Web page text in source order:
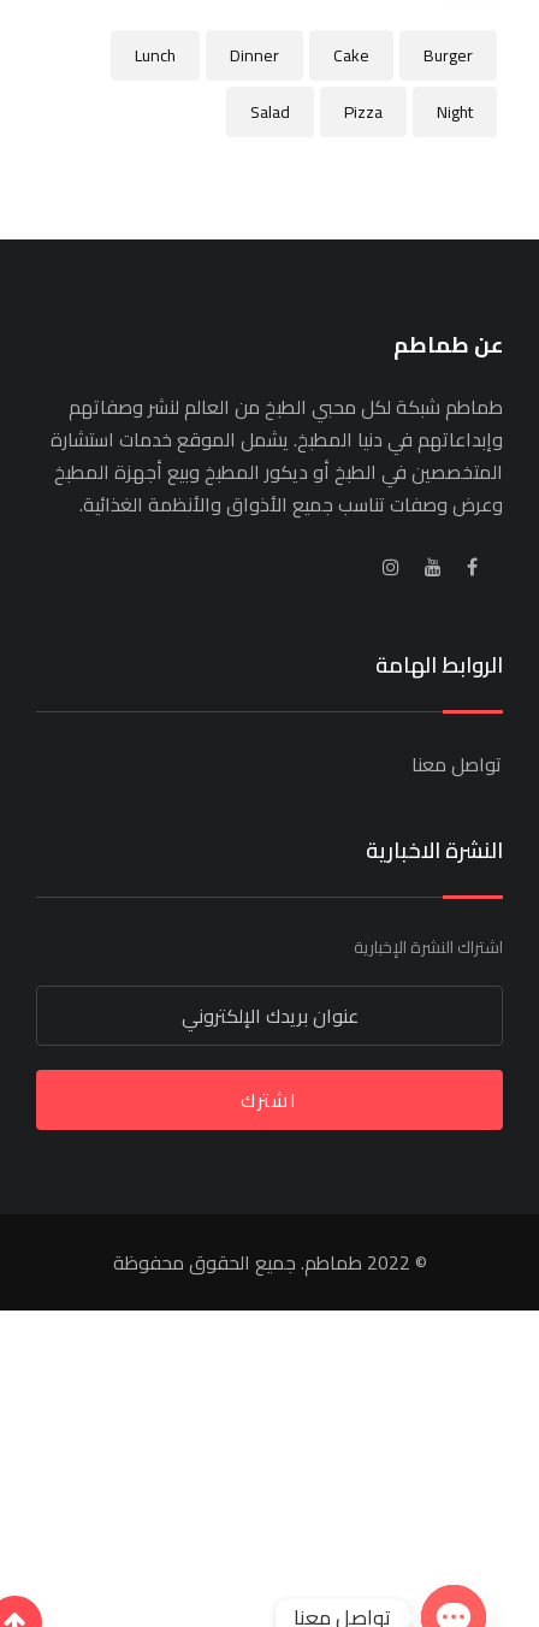
Burger
Cake
Dinner
Lunch
Night
Pizza
Salad
عن طماطم
طماطم شبكة لكل محبي الطبخ من العالم لنشر وصفاتهم
وإبداعاتهم في دنيا المطبخ. يشمل الموقع خدمات استشارة
المتخصصين في الطبخ أو ديكور المطبخ وبيع أجهزة المطبخ
وعرض وصفات تناسب جميع الأذواق والأنظمة الغذائية.
الروابط الهامة
تواصل معنا
النشرة الاخبارية
اشتراك النشرة الإخبارية
اشترك
تواصل معنا